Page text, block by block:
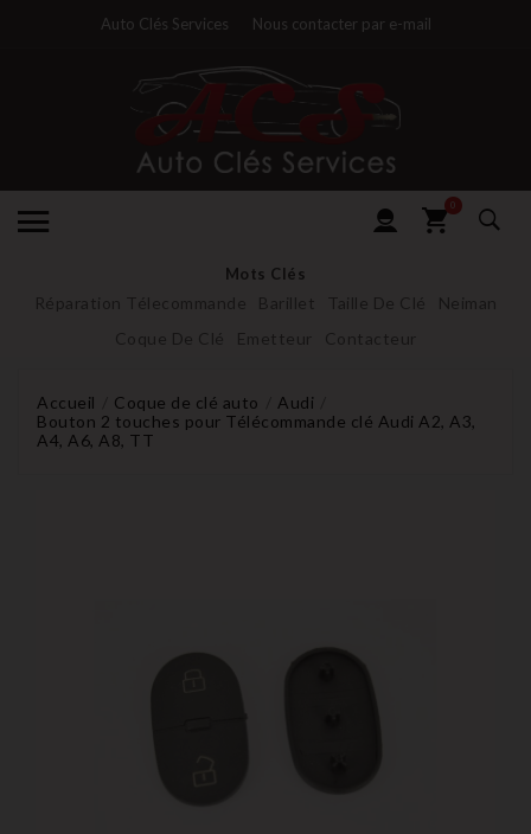
Auto Clés Services Nous contacter par e-mail
0
Mots Clés
Réparation Télecommande Barillet Taille De Clé
Neiman
Coque De Clé
Emetteur Contacteur
Accueil Coque de clé auto
Audi
Bouton 2 touches pour Télécommande clé Audi A2, A3,
A4, A6, A8, TT